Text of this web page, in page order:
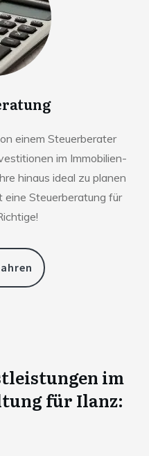
einem Steuerberater
im Immobilien-
hinaus ideal zu planen
eine Steuerberatung für
im
für Ilanz: